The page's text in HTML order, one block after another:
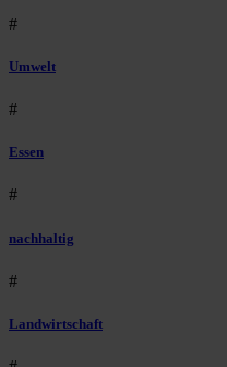
#
Umwelt
#
Essen
#
nachhaltig
#
Landwirtschaft